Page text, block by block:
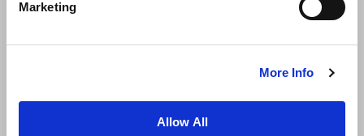
Marketing
More Info
Allow All